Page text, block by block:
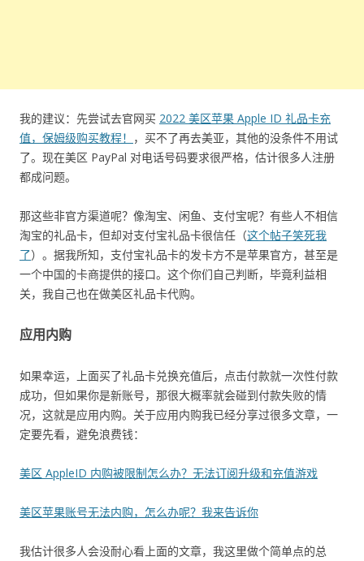
我的建议：先尝试去官网买 2022 美区苹果 Apple ID 礼品卡充
值，保姆级购买教程！ ，买不了再去美亚，其他的没条件不用试
了。现在美区 PayPal 对电话号码要求很严格，估计很多人注册
都成问题。
那这些非官方渠道呢？像淘宝、闲鱼、支付宝呢？有些人不相信
淘宝的礼品卡，但却对支付宝礼品卡很信任（这个帖子笑死我
了）。据我所知，支付宝礼品卡的发卡方不是苹果官方，甚至是
一个中国的卡商提供的接口。这个你们自己判断，毕竟利益相
关，我自己也在做美区礼品卡代购。
应用内购
如果幸运，上面买了礼品卡兑换充值后，点击付款就一次性付款
成功，但如果你是新账号，那很大概率就会碰到付款失败的情
况，这就是应用内购。关于应用内购我已经分享过很多文章，一
定要先看，避免浪费钱：
美区 AppleID 内购被限制怎么办？无法订阅升级和充值游戏
美区苹果账号无法内购，怎么办呢？我来告诉你
我估计很多人会没耐心看上面的文章，我这里做个简单点的总